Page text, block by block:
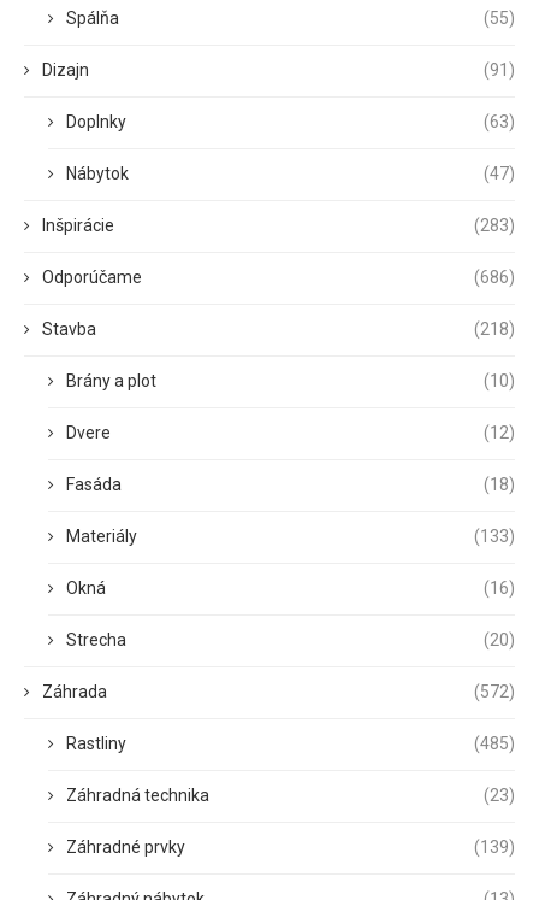
Spálňa (55)
Dizajn (91)
Doplnky (63)
Nábytok (47)
Inšpirácie (283)
Odporúčame (686)
Stavba (218)
Brány a plot (10)
Dvere (12)
Fasáda (18)
Materiály (133)
Okná (16)
Strecha (20)
Záhrada (572)
Rastliny (485)
Záhradná technika (23)
Záhradné prvky (139)